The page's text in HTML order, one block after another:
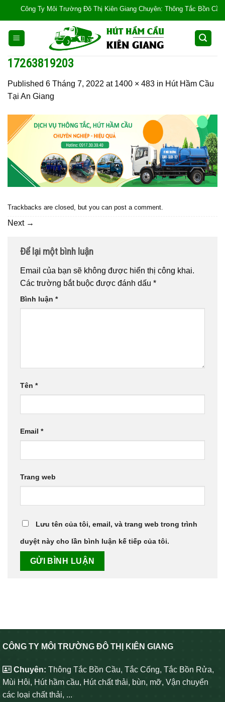
content
Công Ty Môi Trường Đô Thị Kiên Giang Chuyên: Thông Tắc Bồn Cầu,
17263819203
Published 6 Tháng 7, 2022 at 1400 × 483 in Hút Hầm Cầu
Tại An Giang
Trackbacks are closed, but you can post a comment
Next →
Để lại một bình luận
Email của bạn sẽ không được hiển thị công khai.
Các trường bắt buộc được đánh dấu *
Bình luận *
Tên *
Email *
Trang web
Lưu tên của tôi, email, và trang web trong trình
duyệt này cho lần bình luận kế tiếp của tôi.
CÔNG TY MÔI TRƯỜNG ĐÔ THỊ KIÊN GIANG
Chuyên: Thông Tắc Bồn Cầu, Tắc Cống, Tắc Bồn Rửa,
Mùi Hôi, Hút hầm cầu, Hút chất thải, bùn, mỡ, Vận chuyển
các loại chất thải, ...